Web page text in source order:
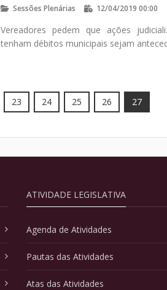
Sessões Plenárias 12/04/2019 00:00
Vereadores pedem que ações
tenham débitos municipais sejam
23 24 25 26 27
ATIVIDADE LEGISLATIVA
Agenda de Atividades
Pautas das Atividades
Atas das Atividades